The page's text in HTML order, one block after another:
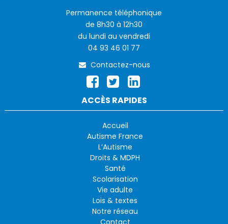
Permanence téléphonique
de 8h30 à 12h30
du lundi au vendredi
04 93 46 01 77
Contactez-nous
ACCÈS RAPIDES
Accueil
Autisme France
L’Autisme
Droits & MDPH
Santé
Scolarisation
Vie adulte
Lois & textes
Notre réseau
Contact